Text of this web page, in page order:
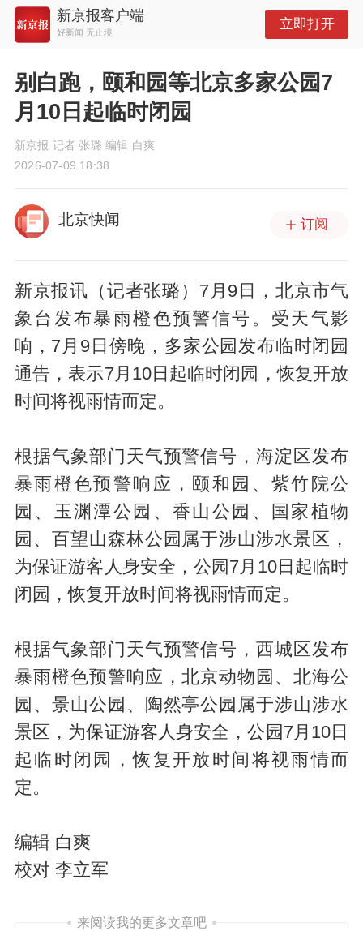
新京报客户端
好新闻 无止境
立即打开
别白跑，颐和园等北京多家公园7
月10日起临时闭园
新京报 记者 张璐 编辑 白爽
2026-07-09 18:38
北京快闻 订阅
新京报讯（记者张璐）7月9日，北京市气
象台发布暴雨橙色预警信号。受天气影
响，7月9日傍晚，多家公园发布临时闭园
通告，表示7月10日起临时闭园，恢复开放
时间将视雨情而定。
根据气象部门天气预警信号，海淀区发布
暴雨橙色预警响应，颐和园、紫竹院公
园、玉渊潭公园、香山公园、国家植物
园、百望山森林公园属于涉山涉水景区，
为保证游客人身安全，公园7月10日起临时
闭园，恢复开放时间将视雨情而定。
根据气象部门天气预警信号，西城区发布
暴雨橙色预警响应，北京动物园、北海公
园、景山公园、陶然亭公园属于涉山涉水
景区，为保证游客人身安全，公园7月10日
起临时闭园，恢复开放时间将视雨情而
定。
编辑 白爽
校对 李立军
来阅读我的更多文章吧